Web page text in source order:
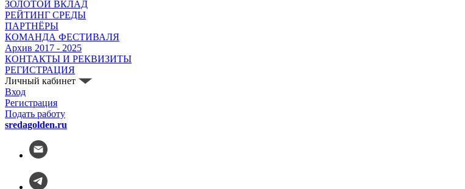
ЗОЛОТОЙ ВКЛАД
РЕЙТИНГ СРЕДЫ
ПАРТНЁРЫ
КОМАНДА ФЕСТИВАЛЯ
Архив 2017 - 2025
КОНТАКТЫ И РЕКВИЗИТЫ
РЕГИСТРАЦИЯ
Личный кабинет
Вход
Регистрация
Подать работу
sredagolden.ru